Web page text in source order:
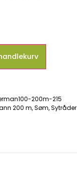
200m-215
200 m,Søm,Sytråder